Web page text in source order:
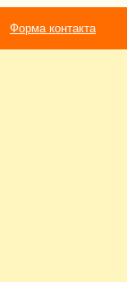
Форма контакта